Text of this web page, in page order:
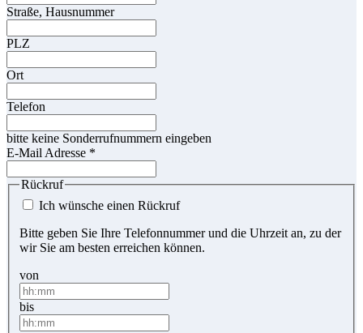
Straße, Hausnummer
PLZ
Ort
Telefon
bitte keine Sonderrufnummern eingeben
E-Mail Adresse *
Rückruf
Ich wünsche einen Rückruf
Bitte geben Sie Ihre Telefonnummer und die Uhrzeit an, zu der
wir Sie am besten erreichen können.
von
bis